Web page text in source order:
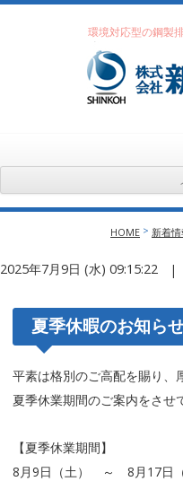
環境対応型の鋼製
HOME > 新着情
2025年7月9日 (水) 09:15:22 |
夏季休暇のお知ら
平素は格別のご高配を賜り、
夏季休業期間のご案内をさせ
【夏季休業期間】
8月9日（土） ～ 8月17日